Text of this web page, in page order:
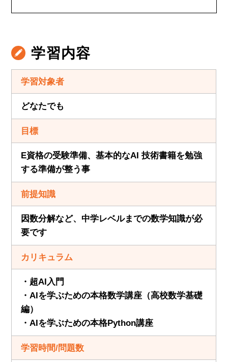
学習内容
学習対象者
どなたでも
目標
E資格の受験準備、基本的なAI 技術書籍を勉強
する準備が整う事
前提知識
因数分解など、中学レベルまでの数学知識が必
要です
カリキュラム
・超AI入門
・AIを学ぶための本格数学講座（高校数学基礎
編）
・AIを学ぶための本格Python講座
学習時間/問題数